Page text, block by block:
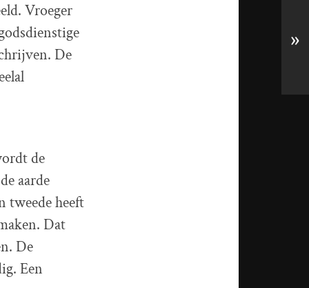
Vroeger
De
de
aarde
tweede heeft
Dat
De
Een
»